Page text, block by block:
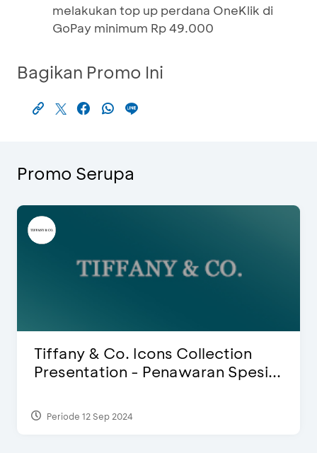
melakukan top up perdana OneKlik di
GoPay minimum Rp 49.000
Bagikan Promo Ini
Promo Serupa
Blink Beauty Clinic - Diskon 25% &
Special Bonus
Periode 27 Mar 2025 - 31 Agt 2026